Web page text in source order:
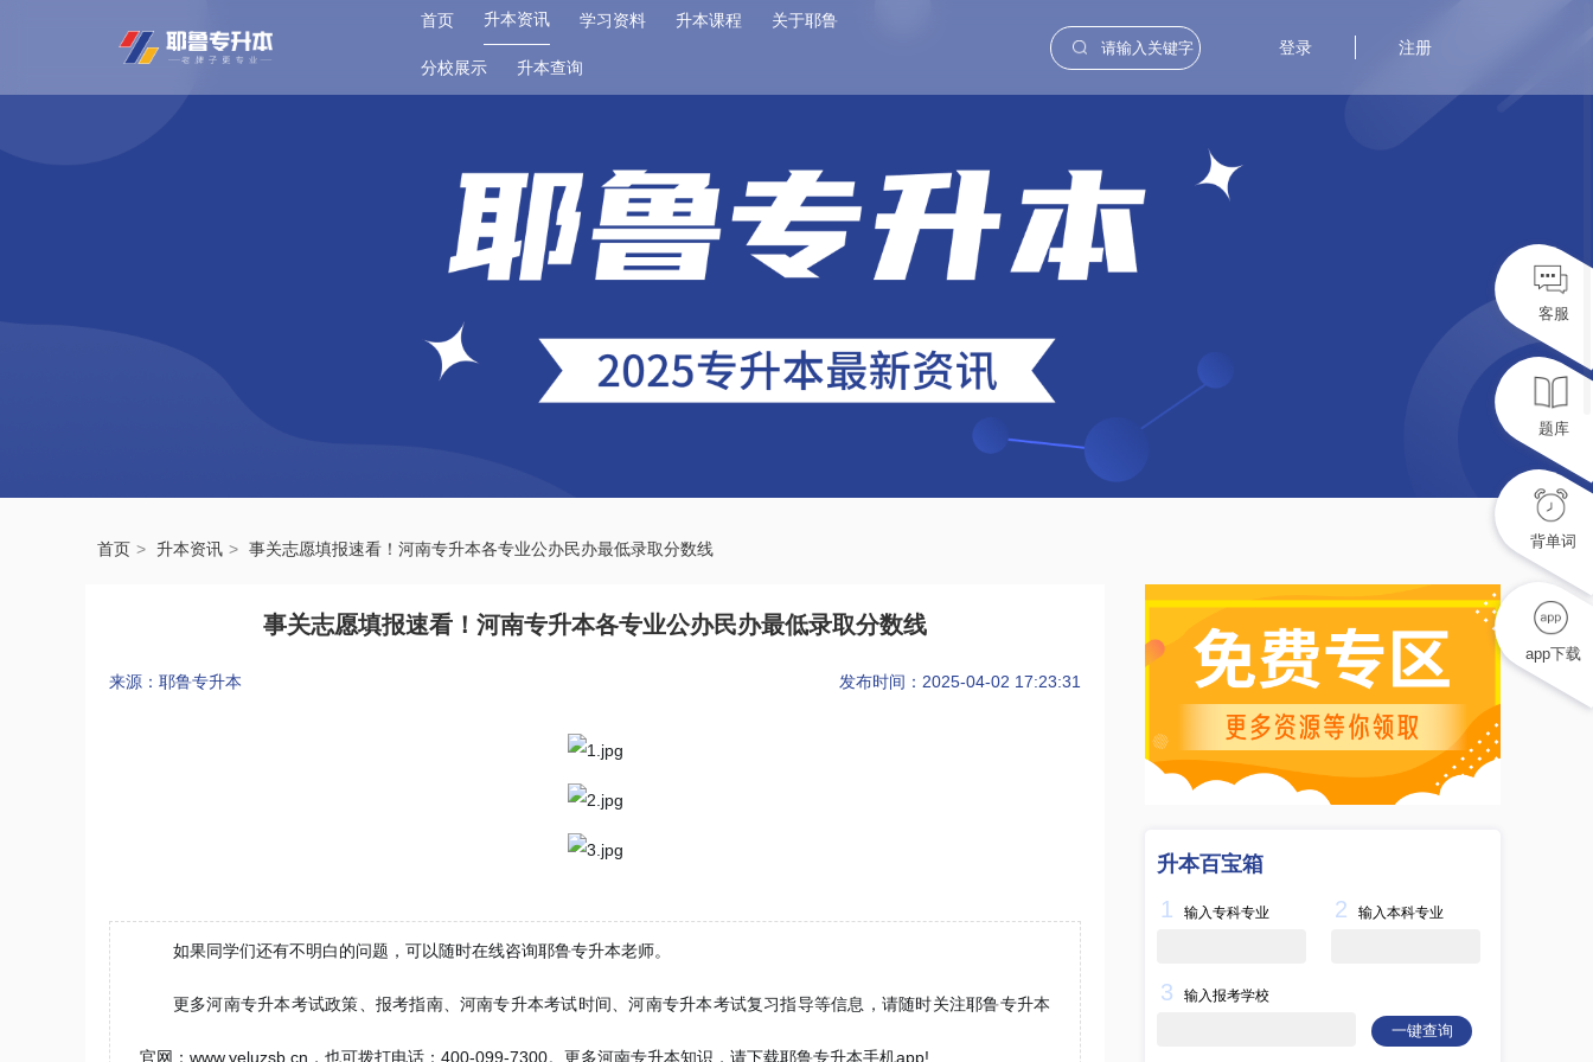
首页 升本资讯 学习资料 升本课程 关于耶鲁
分校展示 升本查询
登录 注册
首页 升本资讯 事关志愿填报速看！河南专升本各专业公办民办最低录取分数线
事关志愿填报速看！河南专升本各专业公办民办最低录取分数线
来源：耶鲁专升本 发布时间：2025-04-02 17:23:31
如果同学们还有不明白的问题，可以随时在线咨询耶鲁专升本老师。
更多河南专升本考试政策、报考指南、河南专升本考试时间、河南专升本考试复习指导等信息，请随时关注耶鲁专升本
官网：www.yeluzsb.cn，也可拨打电话：400-099-7300。更多河南专升本知识，请下载耶鲁专升本手机app!
升本百宝箱
1 输入专科专业 2 输入本科专业
3 输入报考学校
一键查询
客服
题库
背单词
app下载